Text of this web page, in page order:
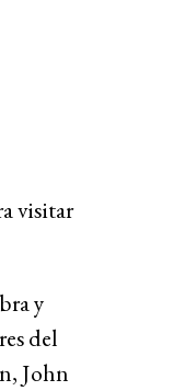
visitar
y
del
John